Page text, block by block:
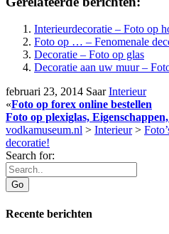
Interieurdecoratie – Foto op
Foto op … – Fenomenale
Decoratie – Foto op glas
Decoratie aan uw muur –
februari 23, 2014 Saar Interieur
«Foto op forex online bestellen
Foto op plexiglas,
vodkamuseum.nl > Interieur>
decoratie!
Search for:
Recente berichten